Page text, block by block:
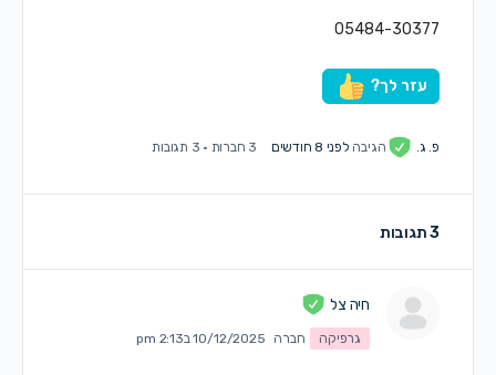
05484-30377
עזר לך?
פ. ג. הגיבה לפני 8 חודשים 3 חברות · 3 תגובות
3 תגובות
חיה צל
גרפיקה חברה 10/12/2025 ב2:13 pm